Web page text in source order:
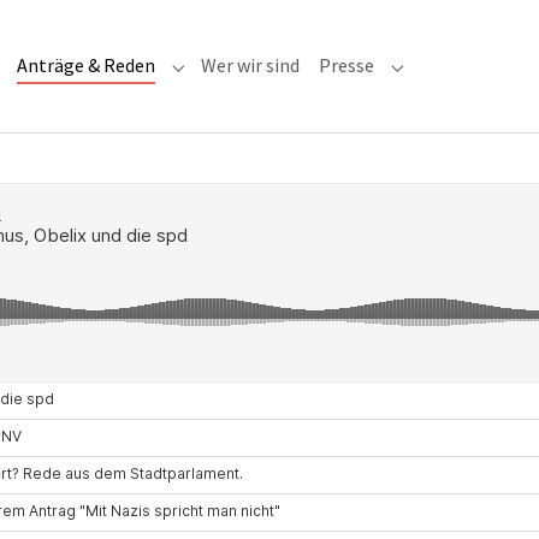
Anträge & Reden(current)
Submenu for "Anträge & Reden"
Wer wir sind Presse Submenu for